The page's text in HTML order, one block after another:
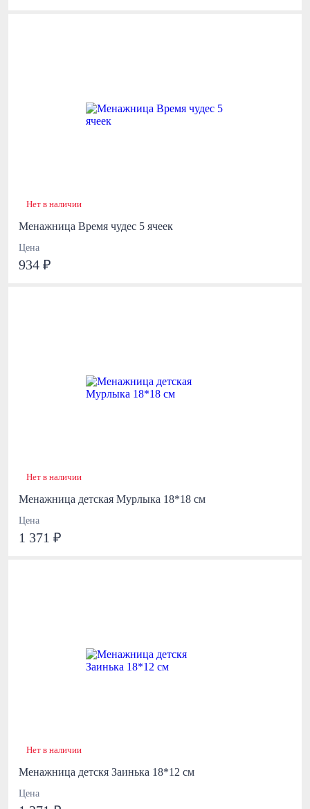
Нет в наличии
Менажница Время чудес 5 ячеек
Цена
934 ₽
Нет в наличии
Менажница детская Мурлыка 18*18 см
Цена
1 371 ₽
Нет в наличии
Менажница детскя Заинька 18*12 см
Цена